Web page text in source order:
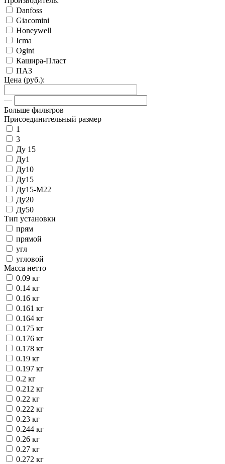
Danfoss
Giacomini
Honeywell
Icma
Ogint
Кашира-Пласт
ПАЗ
Цена (руб.):
—
Больше фильтров
Присоединительный размер
1
3
Ду 15
Ду1
Ду10
Ду15
Ду15-М22
Ду20
Ду50
Тип установки
прям
прямой
угл
угловой
Масса нетто
0.09 кг
0.14 кг
0.16 кг
0.161 кг
0.164 кг
0.175 кг
0.176 кг
0.178 кг
0.19 кг
0.197 кг
0.2 кг
0.212 кг
0.22 кг
0.222 кг
0.23 кг
0.244 кг
0.26 кг
0.27 кг
0.272 кг